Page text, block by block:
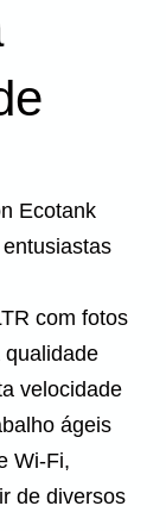
Ecotank
com fotos
qualidade
velocidade
ágeis
Wi-Fi,
de diversos